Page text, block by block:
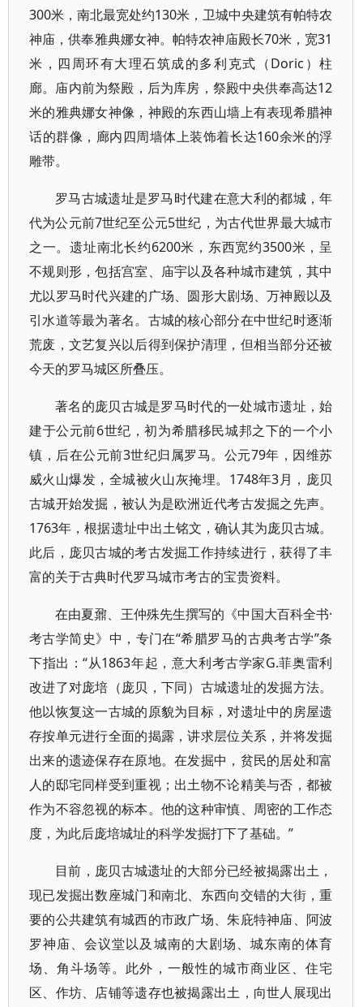
300米，南北最宽处约130米，卫城中央建筑有帕特农
神庙，供奉雅典娜女神。帕特农神庙殿长70米，宽31
米，四周环有大理石筑成的多利克式（Doric）柱
廊。庙内前为祭殿，后为库房，祭殿中央供奉高达12
米的雅典娜女神像，神殿的东西山墙上有表现希腊神
话的群像，廊内四周墙体上装饰着长达160余米的浮
雕带。
罗马古城遗址是罗马时代建在意大利的都城，年
代为公元前7世纪至公元5世纪，为古代世界最大城市
之一。遗址南北长约6200米，东西宽约3500米，呈
不规则形，包括宫室、庙宇以及各种城市建筑，其中
尤以罗马时代兴建的广场、圆形大剧场、万神殿以及
引水道等最为著名。古城的核心部分在中世纪时逐渐
荒废，文艺复兴以后得到保护清理，但相当部分还被
今天的罗马城区所叠压。
著名的庞贝古城是罗马时代的一处城市遗址，始
建于公元前6世纪，初为希腊移民城邦之下的一个小
镇，后在公元前3世纪归属罗马。公元79年，因维苏
威火山爆发，全城被火山灰掩埋。1748年3月，庞贝
古城开始发掘，被认为是欧洲近代考古发掘之先声。
1763年，根据遗址中出土铭文，确认其为庞贝古城。
此后，庞贝古城的考古发掘工作持续进行，获得了丰
富的关于古典时代罗马城市考古的宝贵资料。
在由夏鼐、王仲殊先生撰写的《中国大百科全书·
考古学简史》中，专门在“希腊罗马的古典考古学”条
下指出：“从1863年起，意大利考古学家G.菲奥雷利
改进了对庞培（庞贝，下同）古城遗址的发掘方法。
他以恢复这一古城的原貌为目标，对遗址中的房屋遗
存按单元进行全面的揭露，讲求层位关系，并将发掘
出来的遗迹保存在原地。在发掘中，贫民的居处和富
人的邸宅同样受到重视；出土物不论精美与否，都被
作为不容忽视的标本。他的这种审慎、周密的工作态
度，为此后庞培城址的科学发掘打下了基础。”
目前，庞贝古城遗址的大部分已经被揭露出土，
现已发掘出数座城门和南北、东西向交错的大街，重
要的公共建筑有城西的市政广场、朱庇特神庙、阿波
罗神庙、会议堂以及城南的大剧场、城东南的体育
场、角斗场等。此外，一般性的城市商业区、住宅
区、作坊、店铺等遗存也被揭露出土，向世人展现出